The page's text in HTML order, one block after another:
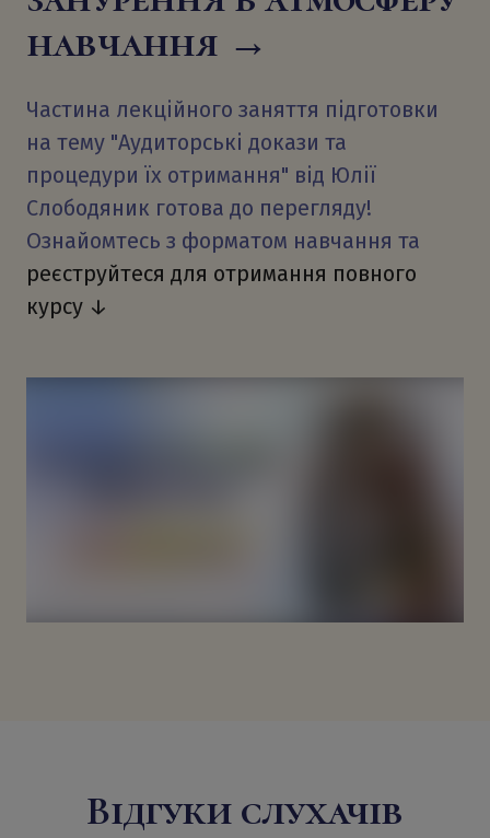
навчання →
Частина лекційного заняття підготовки
на тему "Аудиторські докази та
процедури їх отримання" від Юлії
Слободяник готова до перегляду!
Ознайомтесь з форматом навчання та
реєструйтеся для отримання повного
курсу ↓
Відгуки слухачів